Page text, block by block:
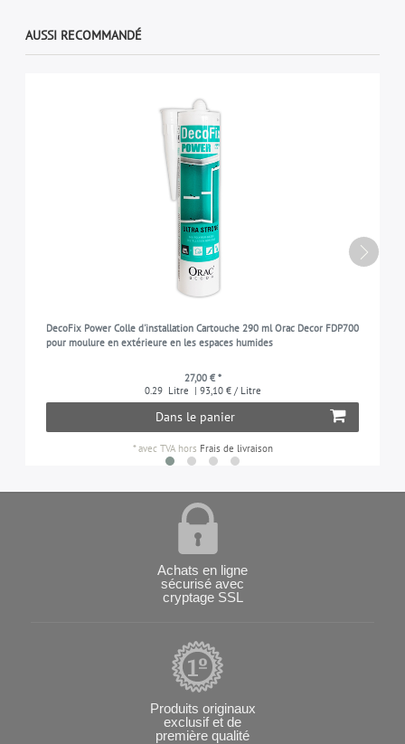
AUSSI RECOMMANDÉ
DecoFix Power Colle d'installation Cartouche 290 ml Orac Decor FDP700
pour moulure en extérieure en les espaces humides
27,00 € *
0.29 Litre | 93,10 € / Litre
Dans le panier
*avec TVAhors Frais de livraison
Achats en ligne
sécurisé avec
cryptage SSL
Produits originaux
exclusif et de
première qualité